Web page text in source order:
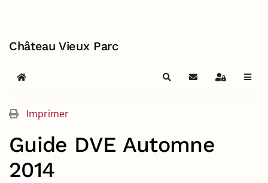
Château Vieux Parc
Home SearchS'abonner au blog
Sign In
Imprimer
Guide DVE Automne
2014